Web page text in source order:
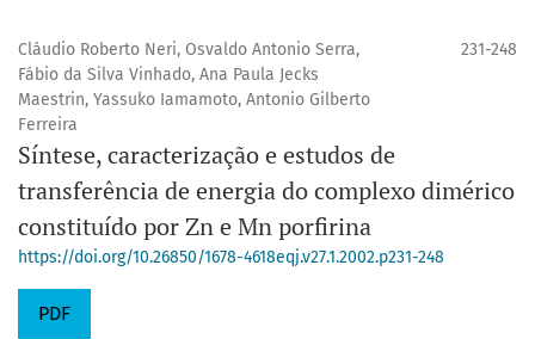
Cláudio Roberto Neri, Osvaldo Antonio Serra,
Fábio da Silva Vinhado, Ana Paula Jecks
Maestrin, Yassuko Iamamoto, Antonio Gilberto
Ferreira
231-248
Síntese, caracterização e estudos de
transferência de energia do complexo dimérico
constituído por Zn e Mn porfirina
https://doi.org/10.26850/1678-4618eqj.v27.1.2002.p231-248
PDF